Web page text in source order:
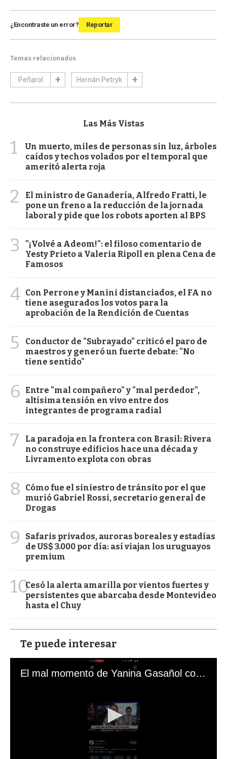
¿Encontraste un error? Reportar
Temas relacionados
Peñarol Hernán Petryk
Las Más Vistas
1
Un muerto, miles de personas sin luz, árboles
caídos y techos volados por el temporal que
ameritó alerta roja
2
El ministro de Ganadería, Alfredo Fratti, le
pone un freno a la reducción de la jornada
laboral y pide que los robots aporten al BPS
3
"¡Volvé a Adeom!": el filoso comentario de
Yesty Prieto a Valeria Ripoll en plena Cena de
Famosos
4 Con Perrone y Manini distanciados, el FA no
tiene asegurados los votos para la
aprobación de la Rendición de Cuentas
5
Conductor de "Subrayado" criticó el paro de
maestros y generó un fuerte debate: "No
tiene sentido"
6
Entre "mal compañero" y "mal perdedor",
altísima tensión en vivo entre dos
integrantes de programa radial
7
La paradoja en la frontera con Brasil: Rivera
no construye edificios hace una década y
Livramento explota con obras
8
Cómo fue el siniestro de tránsito por el que
murió Gabriel Rossi, secretario general de
Drogas
9
Safaris privados, auroras boreales y estadías
de US$ 3.000 por día: así viajan los uruguayos
premium
10Cesó la alerta amarilla por vientos fuertes y
persistentes que abarcaba desde Montevideo
hasta el Chuy
Te puede interesar
El mal momento de Yanina Gasañol con un hincha argentino en "Subrayado"